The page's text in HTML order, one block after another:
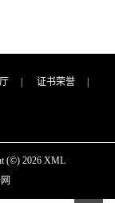
证书荣誉
(©) 2026 XML